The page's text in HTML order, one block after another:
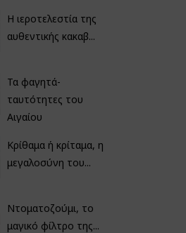
Η ιεροτελεστία της
αυθεντικής κακαβ...
Τα φαγητά-
ταυτότητες του
Αιγαίου
Κρίθαμα ή κρίταμα, η
μεγαλοσύνη του...
Ντοματοζούμι, το
μαγικό φίλτρο της...